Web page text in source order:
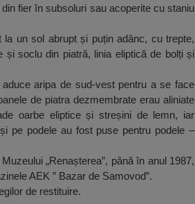
fier în subsoluri sau acoperite cu staniu
un sol abrupt și puțin adânc, cu trepte,
și soclu din piatră, linia eliptică de bolți și
aripa de sud-vest pentru a se face
de piatra dezmembrate erau aliniate
oarbe eliptice și streșini de lemn, iar
pe podele au fost puse pentru podele –
„Renașterea”, până în anul 1987,
AEK ” Bazar de Samovod”.
de restituire.